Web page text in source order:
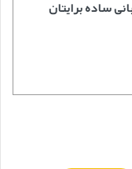
ساده برایتان